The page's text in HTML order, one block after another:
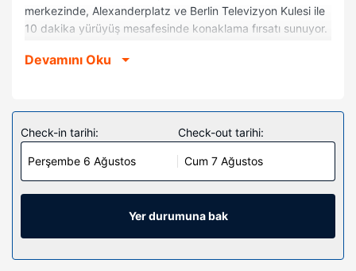
merkezinde, Alexanderplatz ve Berlin Televizyon Kulesi ile
10 dakika yürüyüş mesafesinde konaklama fırsatı sunuyor.
Adası ile 0,8 mi (1,2 km) mesafede.
336 oda mevcuttur. Misafirlerimize ücretsiz kablolu ve
kablosuz internet erişimi sunulmaktadır. Misafirlerimizin iyi
vakit geçirebilmesi için uydu kanalları mevcuttur. Özel
banyo, duş kabini, geniş duş başlıkları ve saç kurutma
makinesi vardır. Misafirlerimize telefon, dizüstü bilgisayar
saklamaya uygun emanet kasası ve masa gibi imkânlar ve
kolaylıklar sunulmaktadır.
Otelin güzelliği
Sağlık kulübü ve sauna dâhil dinlenme olanaklarını
Devamını Oku
Check-in tarihi:
Perşembe 6 Ağustos
Check-out tarihi:
Cum 7 Ağustos
Yer durumuna bak